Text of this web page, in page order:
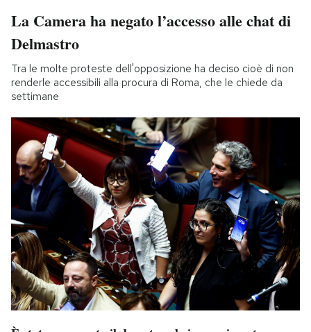
La Camera ha negato l’accesso alle chat di
Delmastro
Tra le molte proteste dell'opposizione ha deciso cioè di non
renderle accessibili alla procura di Roma, che le chiede da
settimane